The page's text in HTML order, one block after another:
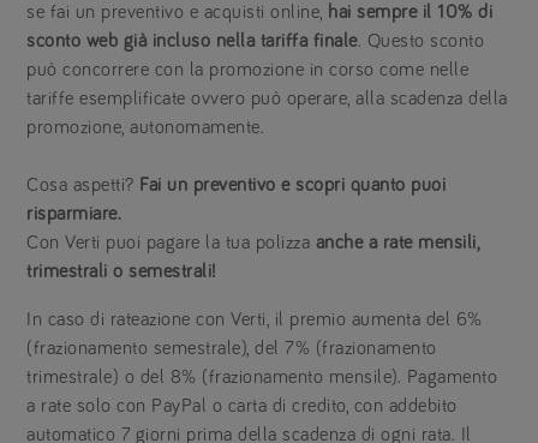
se fai un preventivo e acquisti online, hai sempre il 10% di
sconto web già incluso nella tariffa finale. Questo sconto
può concorrere con la promozione in corso come nelle
tariffe esemplificate ovvero può operare, alla scadenza della
promozione, autonomamente.
Cosa aspetti? Fai un preventivo e scopri quanto puoi
risparmiare.
Con Verti puoi pagare la tua polizza anche a rate mensili,
trimestrali o semestrali!
In caso di rateazione con Verti, il premio aumenta del 6%
(frazionamento semestrale), del 7% (frazionamento
trimestrale) o del 8% (frazionamento mensile). Pagamento
a rate solo con PayPal o carta di credito, con addebito
automatico 7 giorni prima della scadenza di ogni rata. Il